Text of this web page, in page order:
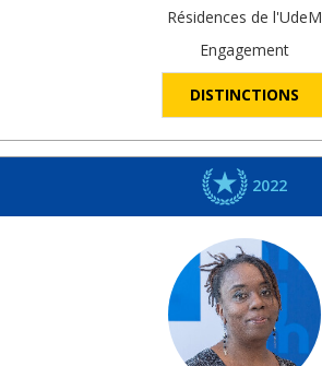
Résidences de l'UdeM
Engagement
DISTINCTIONS
2022